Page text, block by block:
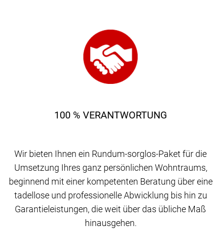
100 % VERANTWORTUNG
Wir bieten Ihnen ein Rundum-sorglos-Paket für die
Umsetzung Ihres ganz persönlichen Wohntraums,
beginnend mit einer kompetenten Beratung über eine
tadellose und professionelle Abwicklung bis hin zu
Garantieleistungen, die weit über das übliche Maß
hinausgehen.